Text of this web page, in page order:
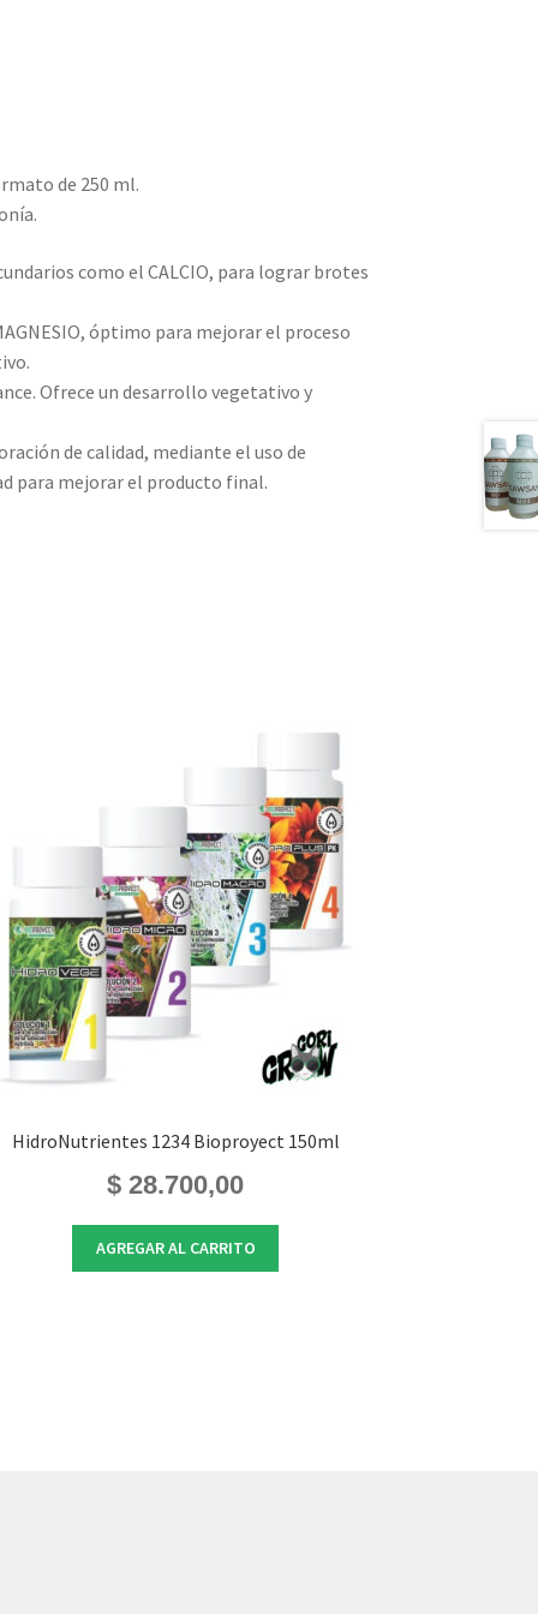
de 250 ml.
como el CALCIO, para lograr brotes
óptimo para mejorar el proceso
Ofrece un desarrollo vegetativo y
de calidad, mediante el uso de
para mejorar el producto final.
HidroNutrientes 1234 Bioproyect 150ml
$ 28.700,00
AGREGAR AL CARRITO